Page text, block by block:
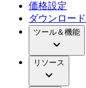
価格設定
ダウンロード
ツール＆機能
リソース